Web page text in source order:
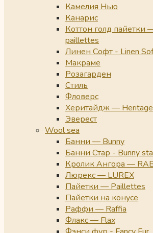
Камелия Нью
Канарис
Коттон голд пайетки
paillettes
Линен Софт - Linen
Макраме
Розагарден
Стиль
Фловерс
Херитайдж — Heritage
Эверест
Wool sea
Банни — Bunny
Банни Стар - Bunny
Кролик Ангора —
Люрекс — LUREX
Пайетки — Paillettes
Пайетки на конусе
Раффи — Raffia
Флакс — Flax